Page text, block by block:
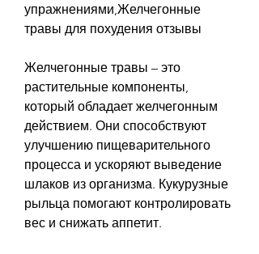
упражнениями,Желчегонные
травы для похудения отзывы
Желчегонные травы – это
растительные компоненты,
который обладает желчегонным
действием. Они способствуют
улучшению пищеварительного
процесса и ускоряют выведение
шлаков из организма. Кукурузные
рыльца помогают контролировать
вес и снижать аппетит.